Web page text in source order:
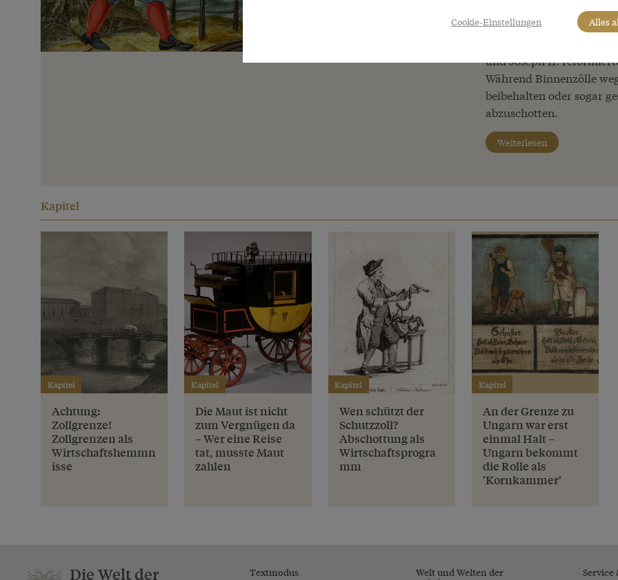
Einheben von Mauten
allem politische
abzugrenzen,
und Joseph II.
Während Binnenzölle
beibehalten oder sogar
abzuschotten.
Weiterlesen
Kapitel
Kapitel
Achtung:
Zollgrenze!
Zollgrenzen als
Wirtschaftshemmn
isse
Kapitel
Die Maut ist nicht
zum Vergnügen da
– Wer eine Reise
tat, musste Maut
zahlen
Kapitel
Wen schützt der
Schutzzoll?
Abschottung als
Wirtschaftsprogra
mm
Kapitel
An der Grenze zu
Ungarn war erst
einmal Halt –
Ungarn bekommt
die Rolle als
'Kornkammer'
Die Welt der Textmodus Welt und Welten der
Cookie-Einstellungen Alles